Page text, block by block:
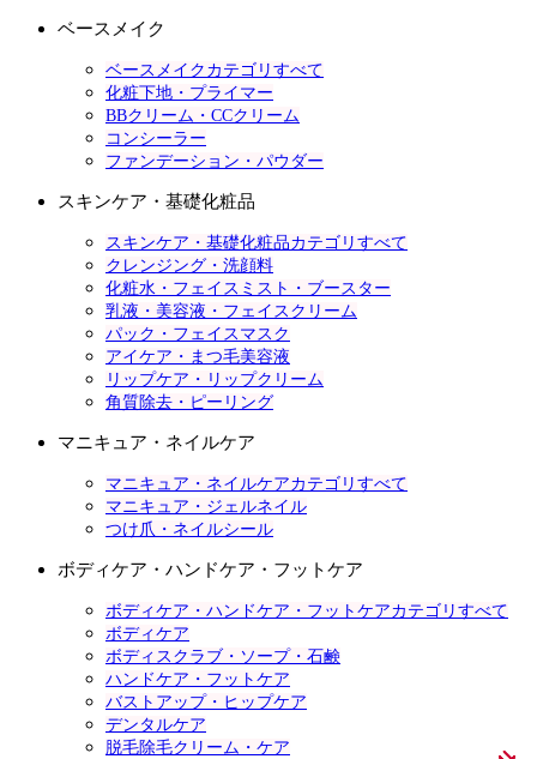
ベースメイク
ベースメイクカテゴリすべて
化粧下地・プライマー
BBクリーム・CCクリーム
コンシーラー
ファンデーション・パウダー
スキンケア・基礎化粧品
スキンケア・基礎化粧品カテゴリすべて
クレンジング・洗顔料
化粧水・フェイスミスト・ブースター
乳液・美容液・フェイスクリーム
パック・フェイスマスク
アイケア・まつ毛美容液
リップケア・リップクリーム
角質除去・ピーリング
マニキュア・ネイルケア
マニキュア・ネイルケアカテゴリすべて
マニキュア・ジェルネイル
つけ爪・ネイルシール
ボディケア・ハンドケア・フットケア
ボディケア・ハンドケア・フットケアカテゴリすべて
ボディケア
ボディスクラブ・ソープ・石鹸
ハンドケア・フットケア
バストアップ・ヒップケア
デンタルケア
脱毛除毛クリーム・ケア